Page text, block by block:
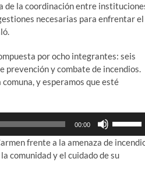
teclas
de
para
aumentar
o
el
volumen.
de la coordinación entre
necesarias para enfrentar el
por ocho integrantes: seis
prevención y combate de incendios.
y esperamos que esté
00:00
teclas
de
frente a la amenaza de
comunidad y el cuidado de su